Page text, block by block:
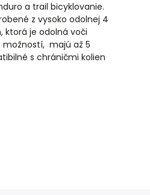
a trail bicyklovanie.
z vysoko odolnej 4
ktorá je odolná voči
možností, majú až 5
s chráničmi kolien